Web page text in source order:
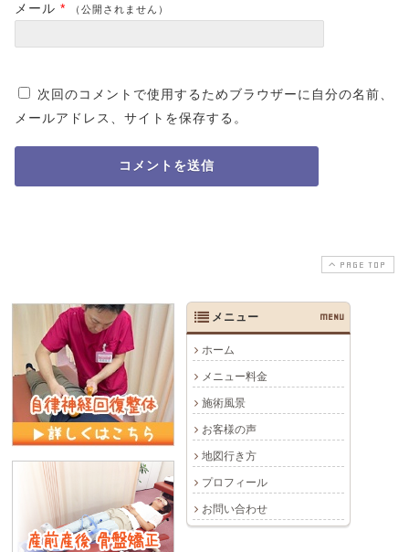
メール * （公開されません）
次回のコメントで使用するためブラウザーに自分の名前、
メールアドレス、サイトを保存する。
PAGE TOP
メニュー MENU
ホーム
メニュー料金
施術風景
お客様の声
地図行き方
プロフィール
お問い合わせ